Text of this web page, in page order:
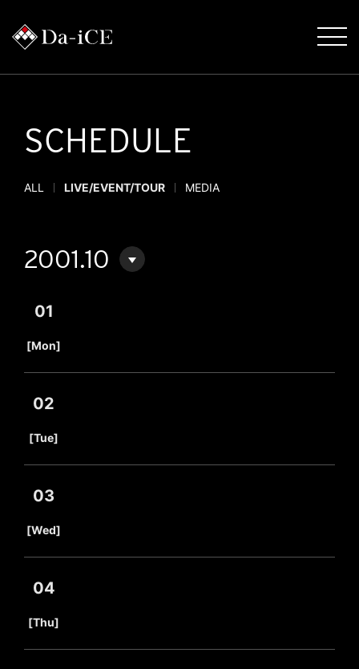
SCHEDULE
ALL LIVE/EVENT/TOUR MEDIA
2001.10
01
[Mon]
02
[Tue]
03
[Wed]
04
[Thu]